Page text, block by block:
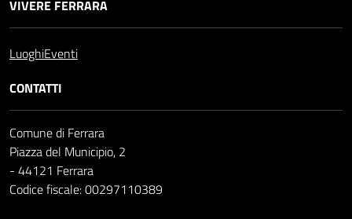
VIVERE FERRARA
LuoghiEventi
CONTATTI
Comune di Ferrara
Piazza del Municipio, 2
- 44121 Ferrara
Codice fiscale: 00297110389